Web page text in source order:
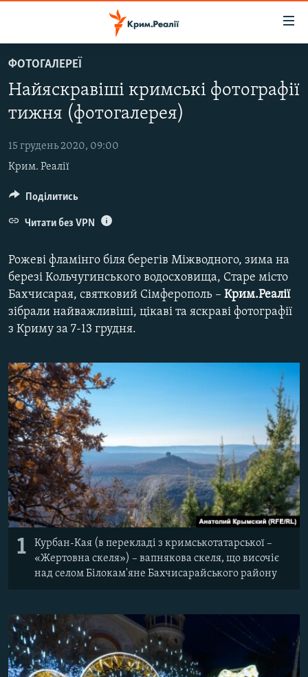
до
основного
матеріалу
до
навігації
Перейти
пошуку
ВОДА.КРИМ
ВІДЕО ТА ФОТО
ПОЛІТИКА
БЛОГИ
ПОГЛЯД
ІНТЕРВ'Ю
СПЕЦПРОЕКТИ
ДЕПОРТАЦІЯ
ВІДЕОУРОКИ «ELIFBE»
УКРАЇНСЬКА ПРОБЛЕМА КРИМУ
ІНФОГРАФІКА
ЯК ОБІЙТИ БЛОКУВАННЯ
Русский
ДОЛУЧАЙСЯ!
Усі сайти RFE/RL
ФОТОГАЛЕРЕЇ
Найяскравіші кримські фотографії
тижня (фотогалерея)
15 грудень 2020, 09:00
Крим. Реалії
Рожеві фламінго біля берегів Міжводного, зима на
березі Кольчугинського водосховища, Старе місто
Бахчисарая, святковий Сімферополь – Крим.Реалії
зібрали найважливіші, цікаві та яскраві фотографії
з Криму за 7-13 грудня.
1
Курбан-Кая (в перекладі з кримськотатарської –
«Жертовна скеля») – вапнякова скеля, що височіє
над селом Білокам'яне Бахчисарайського району
Поділитись
Читати без VPN